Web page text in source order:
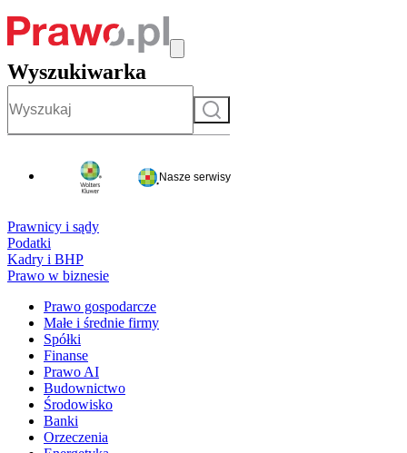
Wyszukiwarka
Szukaj
Nasze serwisy
Prawnicy i sądy
Podatki
Kadry i BHP
Prawo w biznesie
Prawo gospodarcze
Małe i średnie firmy
Spółki
Finanse
Prawo AI
Budownictwo
Środowisko
Banki
Orzeczenia